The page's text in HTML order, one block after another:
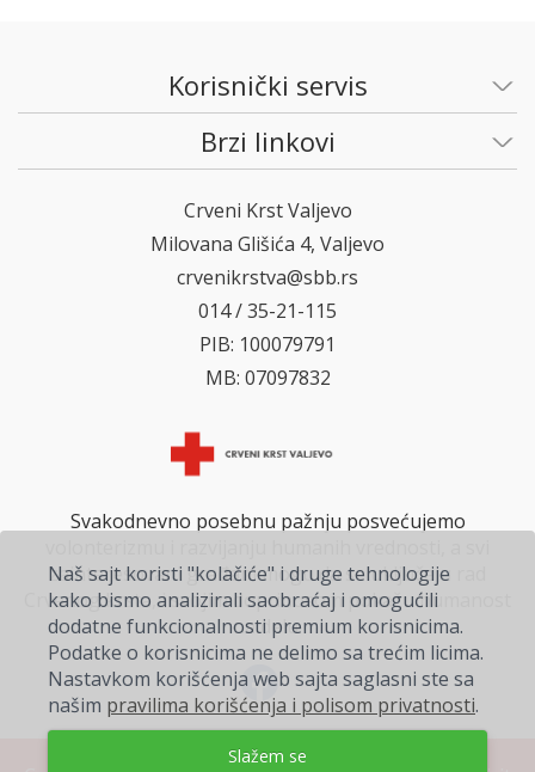
Korisnički servis
Brzi linkovi
Crveni Krst Valjevo
Milovana Glišića 4, Valjevo
crvenikrstva@sbb.rs
014 / 35-21-115
PIB: 100079791
MB: 07097832
Svakodnevno posebnu pažnju posvećujemo
zainteresovani građani mogu da se uključe u rad
Crvenog krsta, i svojim doprinosom pokažu humanost
na delu.
Naš sajt koristi "kolačiće" i druge tehnologije
kako bismo analizirali saobraćaj i omogućili
dodatne funkcionalnosti premium korisnicima.
Podatke o korisnicima ne delimo sa trećim licima.
Nastavkom korišćenja web sajta saglasni ste sa
našim pravilima korišćenja i polisom privatnosti.
Slažem se